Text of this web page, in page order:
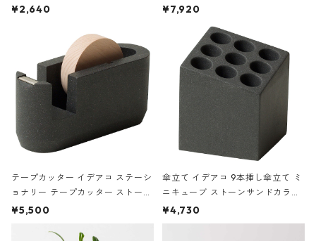
ハードカバー 罫線 ヴァン・ゴッホ
¥2,640
urniture WALL Table B5 ネイビー
¥7,920
テープカッター イデアコ ステーシ
ョナリー テープカッター ストーン
サンドカラー 石調 ideaco Station
¥5,500
傘立て イデアコ 9本挿し傘立て ミ
ニキューブ ストーンサンドカラー
石調 ideaco Umbrella Stand CUB
E ストーンサンドブラック
¥4,730